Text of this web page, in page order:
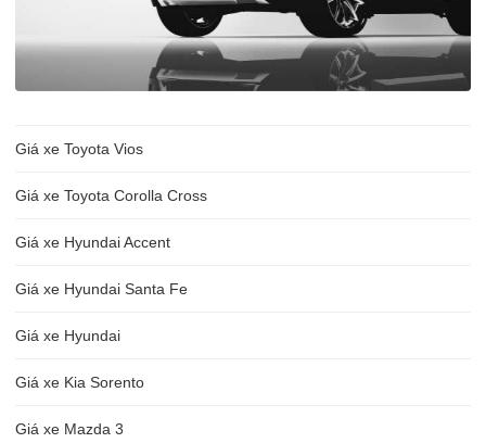
Giá xe Toyota Vios
Giá xe Toyota Corolla Cross
Giá xe Hyundai Accent
Giá xe Hyundai Santa Fe
Giá xe Hyundai
Giá xe Kia Sorento
Giá xe Mazda 3